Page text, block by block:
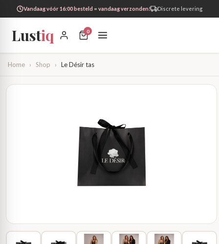
Vandaag vóór 16:00 besteld = vandaag verzonden! Discrete levering
Lustiq 0
Home › Shop › Le Désir tas